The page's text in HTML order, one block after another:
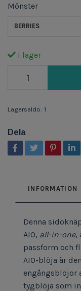
Mönster
BERRIES
I lager
Lagersaldo: 1
Dela
INFORMATION
Denna
AIO, all-in-one,
passform och
AIO-blöja är
engångsblöjor
tygblöja som